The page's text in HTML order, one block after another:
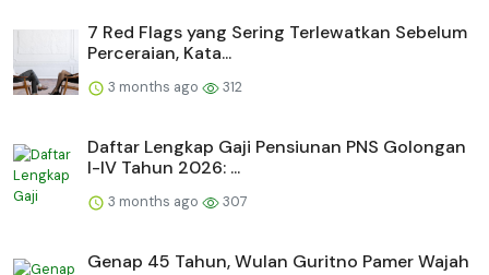
7 Red Flags yang Sering Terlewatkan Sebelum
Perceraian, Kata...
3 months ago 312
Daftar Lengkap Gaji Pensiunan PNS Golongan
I-IV Tahun 2026: ...
3 months ago 307
Genap 45 Tahun, Wulan Guritno Pamer Wajah